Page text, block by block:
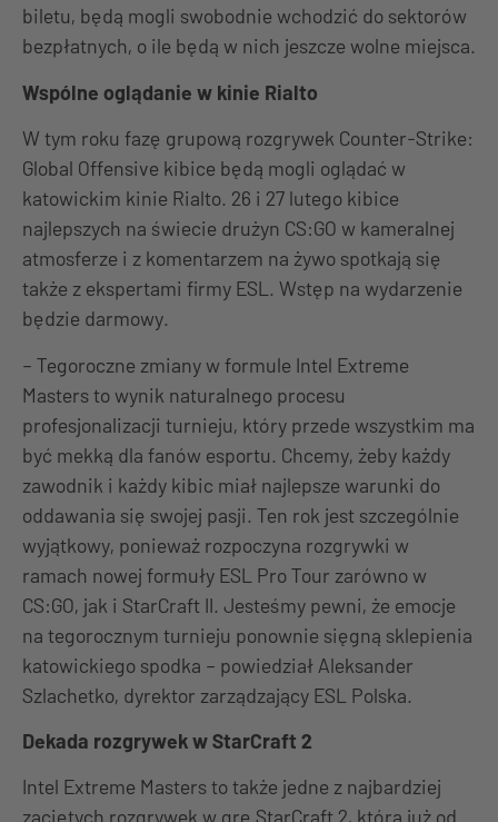
biletu, będą mogli swobodnie wchodzić do sektorów
bezpłatnych, o ile będą w nich jeszcze wolne miejsca.
Wspólne oglądanie w kinie Rialto
W tym roku fazę grupową rozgrywek Counter-Strike:
Global Offensive kibice będą mogli oglądać w
katowickim kinie Rialto. 26 i 27 lutego kibice
najlepszych na świecie drużyn CS:GO w kameralnej
atmosferze i z komentarzem na żywo spotkają się
także z ekspertami firmy ESL. Wstęp na wydarzenie
będzie darmowy.
– Tegoroczne zmiany w formule Intel Extreme
Masters to wynik naturalnego procesu
profesjonalizacji turnieju, który przede wszystkim ma
być mekką dla fanów esportu. Chcemy, żeby każdy
zawodnik i każdy kibic miał najlepsze warunki do
oddawania się swojej pasji. Ten rok jest szczególnie
wyjątkowy, ponieważ rozpoczyna rozgrywki w
ramach nowej formuły ESL Pro Tour zarówno w
CS:GO, jak i StarCraft II. Jesteśmy pewni, że emocje
na tegorocznym turnieju ponownie sięgną sklepienia
katowickiego spodka – powiedział Aleksander
Szlachetko, dyrektor zarządzający ESL Polska.
Dekada rozgrywek w StarCraft 2
Intel Extreme Masters to także jedne z najbardziej
zaciętych rozgrywek w grę StarCraft 2, która już od